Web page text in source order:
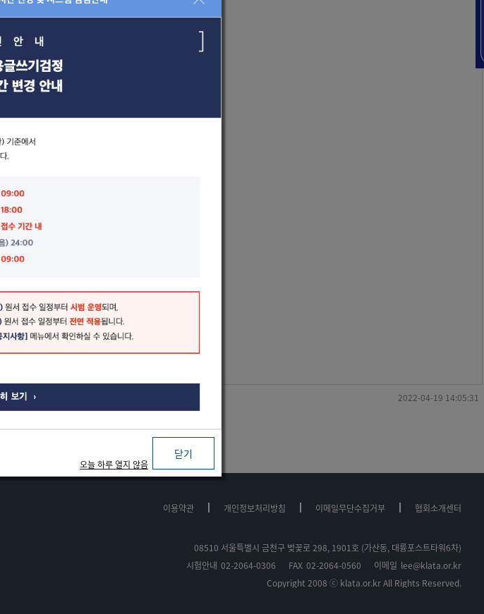
2022-04-19 14:05:31
이용약관 개인정보처리방침 이메일무단수집거부 협회소개센터
08510 서울특별시 금천구 벚꽃로 298, 1901호 (가산동, 대륭포스트타워6차)
시험안내 02-2064-0306 FAX 02-2064-0560 이메일 lee@klata.or.kr
Copyright 2008 ⓒ klata.or.kr All Rights Reserved.
오늘 하루 열지 않음
닫기